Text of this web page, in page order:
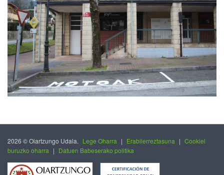
2026 © Oiartzungo Udala. Lege Oharra | Erabilerreztasuna | Cookiei
buruzko oharra | Datuen Babeserako politika